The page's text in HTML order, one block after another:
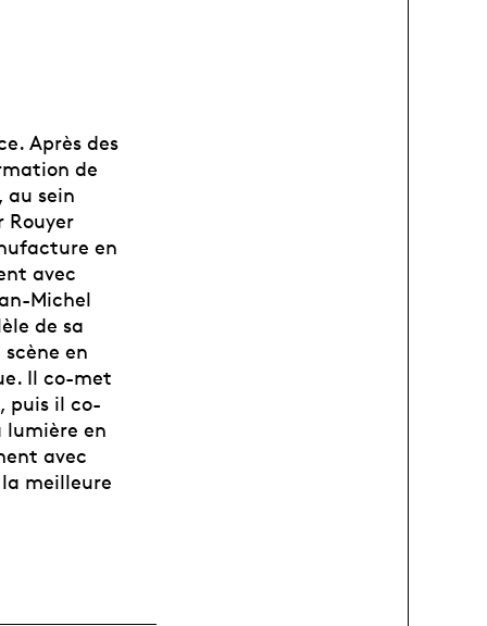
Après des
de
au sein
Rouyer
en
avec
Michel
de sa
en
Il co-met
puis il co-
lumière en
avec
meilleure